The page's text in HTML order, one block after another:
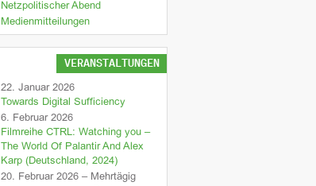
Netzpolitischer Abend
Medienmitteilungen
VERANSTALTUNGEN
22. Januar 2026
Towards Digital Sufficiency
6. Februar 2026
Filmreihe CTRL: Watching you –
The World Of Palantir And Alex
Karp (Deutschland, 2024)
20. Februar 2026 – Mehrtägig